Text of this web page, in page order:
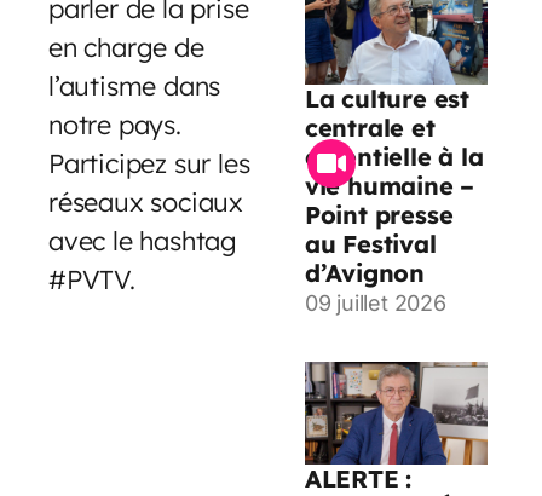
parler de la prise
en charge de
l’autisme dans
notre pays.
Participez sur les
réseaux sociaux
avec le hashtag
#PVTV.
La culture est
centrale et
essentielle à la
vie humaine –
Point presse
au Festival
d’Avignon
09 juillet 2026
ALERTE :